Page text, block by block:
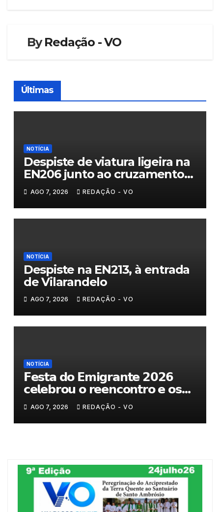
ByRedação - VO
Últimas
NOTÍCIA
Despiste de viatura ligeira na
EN206 junto ao cruzamento
Fornos do Pinhal
AGO 7, 2026 REDAÇÃO - VO
NOTÍCIA
Despiste na EN213, à entrada
de Vilarandelo
AGO 7, 2026 REDAÇÃO - VO
NOTÍCIA
𝗙𝗲𝘀𝘁𝗮 𝗱𝗼 𝗘𝗺𝗶𝗴𝗿𝗮𝗻𝘁𝗲 𝟮𝟬𝟮𝟲
𝗰𝗲𝗹𝗲𝗯𝗿𝗼𝘂 𝗼 𝗿𝗲𝗲𝗻𝗰𝗼𝗻𝘁𝗿𝗼 𝗲 𝗼𝘀
𝗹𝗮𝗰̧𝗼𝘀 𝗾𝘂𝗲 𝘂𝗻𝗲𝗺 𝗠𝘂𝗿𝗰̧𝗮
AGO 7, 2026 REDAÇÃO - VO